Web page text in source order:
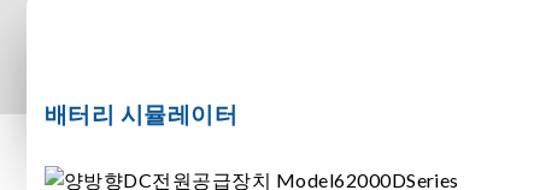
배터리 시뮬레이터